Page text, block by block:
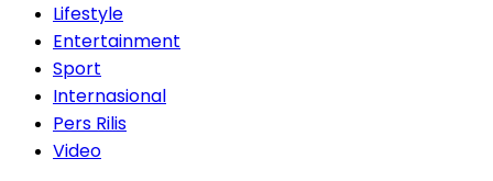
Lifestyle
Entertainment
Sport
Internasional
Pers Rilis
Video